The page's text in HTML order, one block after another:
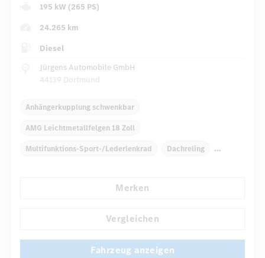
195 kW (265 PS)
24.265 km
Diesel
Jürgens Automobile GmbH
44139 Dortmund
Anhängerkupplung schwenkbar
AMG Leichtmetallfelgen 18 Zoll
Multifunktions-Sport-/Lederlenkrad Dachreling
Laderaumabdeckung
Merken
Vergleichen
Fahrzeug anzeigen